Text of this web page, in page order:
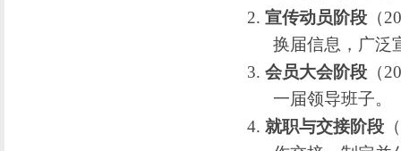
2. 宣传动员阶段 （
换届信息，广泛
3. 会员大会阶段 （
一届领导班子。
4. 就职与交接阶段 （